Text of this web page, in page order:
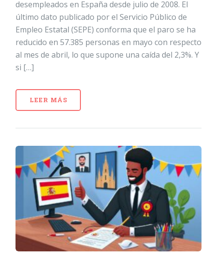
desempleados en España desde julio de 2008. El
último dato publicado por el Servicio Público de
Empleo Estatal (SEPE) conforma que el paro se ha
reducido en 57.385 personas en mayo con respecto
al mes de abril, lo que supone una caída del 2,3%. Y
si […]
LEER MÁS